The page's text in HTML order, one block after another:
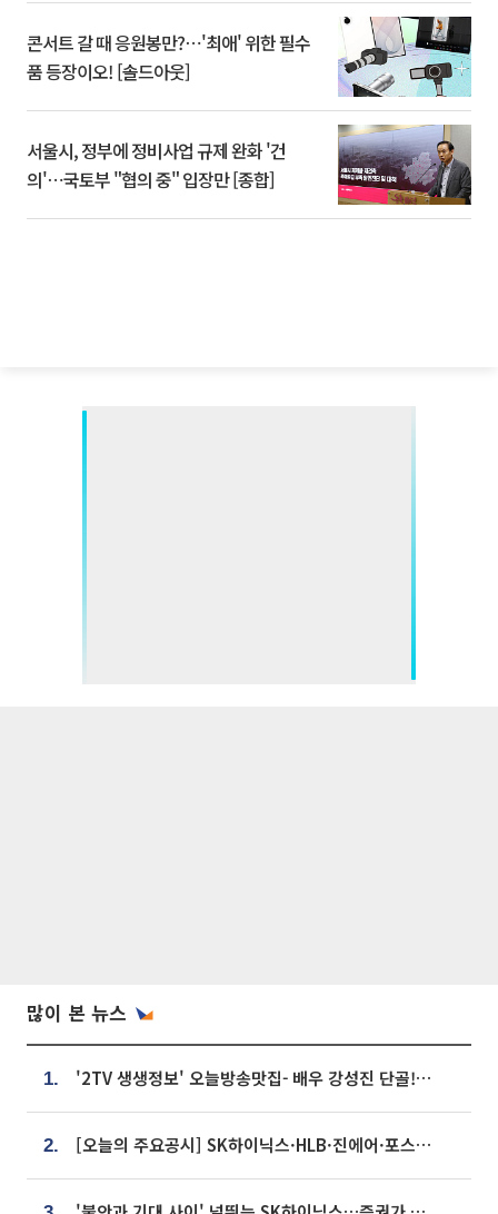
콘서트 갈 때 응원봉만?⋯'최애' 위한 필수
품 등장이오! [솔드아웃]
서울시, 정부에 정비사업 규제 완화 '건
의'⋯국토부 "협의 중" 입장만 [종합]
많이 본 뉴스
1. '2TV 생생정보' 오늘방송맛집- 배우 강성진 단골! 쌀국수ㆍ푸팟퐁 커리 맛집 '블○○○'
2. [오늘의 주요공시] SK하이닉스·HLB·진에어·포스코홀딩스·네이버·대우건설 등